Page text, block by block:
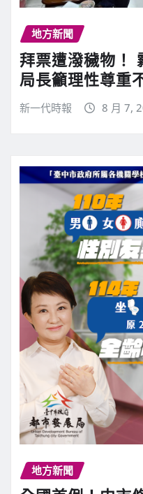
地方新聞
拜票遭潑穢物！
局長籲理性尊重
新一代時報 8 月 7,
地方新聞